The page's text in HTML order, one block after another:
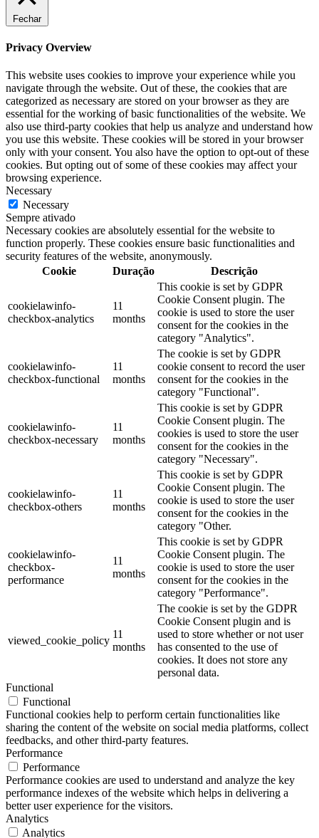
Fechar
Privacy Overview
This website uses cookies to improve your experience while you
navigate through the website. Out of these, the cookies that are
categorized as necessary are stored on your browser as they are
essential for the working of basic functionalities of the website. We
also use third-party cookies that help us analyze and understand how
you use this website. These cookies will be stored in your browser
only with your consent. You also have the option to opt-out of these
cookies. But opting out of some of these cookies may affect your
browsing experience.
Necessary
Necessary
Sempre ativado
Necessary cookies are absolutely essential for the website to
function properly. These cookies ensure basic functionalities and
security features of the website, anonymously.
Cookie
Duração Descrição
cookielawinfo-
checkbox-analytics
11
months
This cookie is set by GDPR
Cookie Consent plugin. The
cookie is used to store the user
consent for the cookies in the
category "Analytics".
cookielawinfo-
checkbox-functional
11
months
The cookie is set by GDPR
cookie consent to record the user
consent for the cookies in the
category "Functional".
cookielawinfo-
checkbox-necessary
11
months
This cookie is set by GDPR
Cookie Consent plugin. The
cookies is used to store the user
consent for the cookies in the
category "Necessary".
cookielawinfo-
checkbox-others
11
months
This cookie is set by GDPR
Cookie Consent plugin. The
cookie is used to store the user
consent for the cookies in the
category "Other.
cookielawinfo-
checkbox-
performance
11
months
This cookie is set by GDPR
Cookie Consent plugin. The
cookie is used to store the user
consent for the cookies in the
category "Performance".
viewed_cookie_policy
11
months
The cookie is set by the GDPR
Cookie Consent plugin and is
used to store whether or not user
has consented to the use of
cookies. It does not store any
personal data.
Functional
Functional
Functional cookies help to perform certain functionalities like
sharing the content of the website on social media platforms, collect
feedbacks, and other third-party features.
Performance
Performance
Performance cookies are used to understand and analyze the key
performance indexes of the website which helps in delivering a
better user experience for the visitors.
Analytics
Analytics